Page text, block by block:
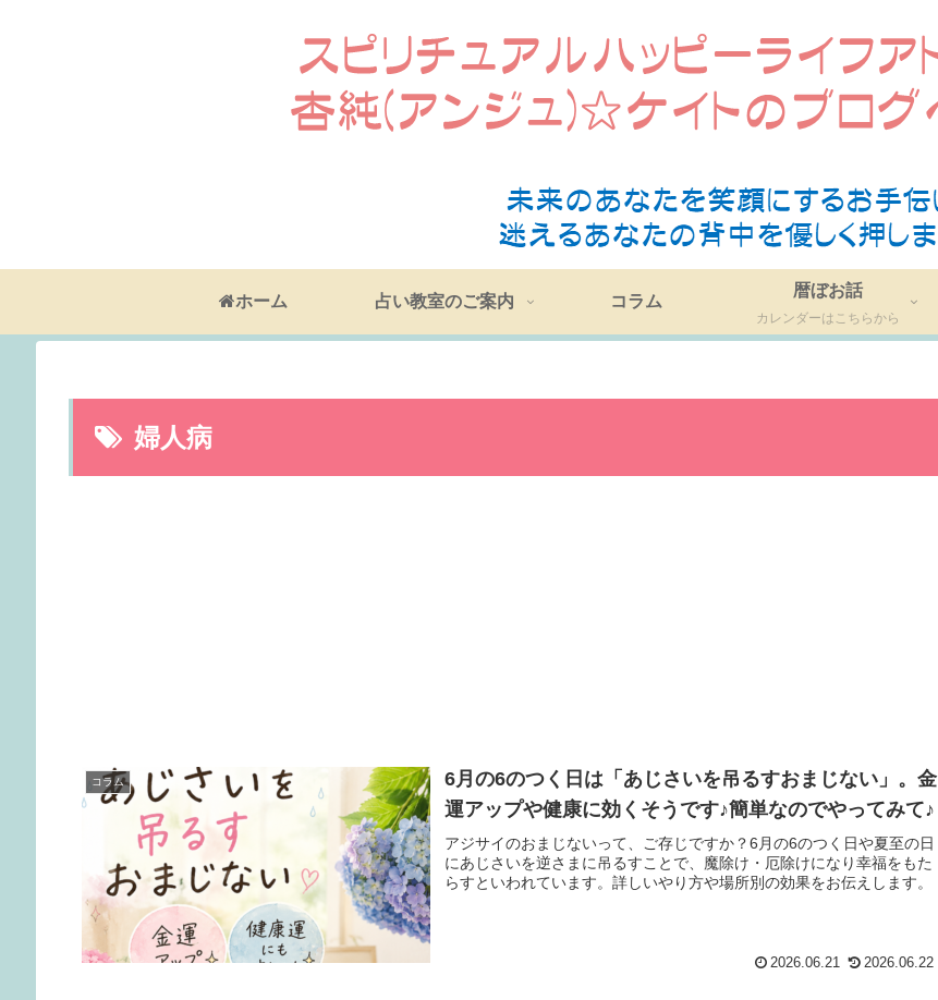
ホーム 占い教室のご案内 コラム
暦ぼお話
カレンダーはこちらから
婦人病
コラム
6月の6のつく日は「あじさいを吊るすおまじない」。金
運アップや健康に効くそうです♪簡単なのでやってみて♪
アジサイのおまじないって、ご存じですか？6月の6のつく日や夏至の日
にあじさいを逆さまに吊るすことで、魔除け・厄除けになり幸福をもた
らすといわれています。詳しいやり方や場所別の効果をお伝えします。
2026.06.21 2026.06.22